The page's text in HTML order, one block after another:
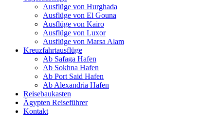
Ausflüge von Hurghada
Ausflüge von El Gouna
Ausflüge von Kairo
Ausflüge von Luxor
Ausflüge von Marsa Alam
Kreuzfahrtausflüge
Ab Safaga Hafen
Ab Sokhna Hafen
Ab Port Said Hafen
Ab Alexandria Hafen
Reisebaukasten
Ägypten Reiseführer
Kontakt